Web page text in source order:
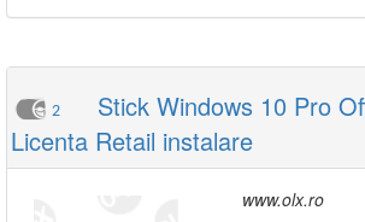
2
Stick Windows 10 Pro
Licenta Retail instalare
www.olx.ro